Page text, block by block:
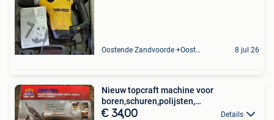
Oostende Zandvoorde +Oostende 8 jul 26
Nieuw topcraft machine voor
boren,schuren,polijsten,…
€ 34,00 Details